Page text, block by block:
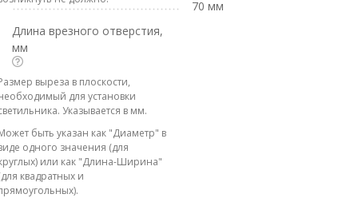
70 мм
Длина врезного отверстия,
мм
выреза в плоскости,
для установки
Указывается в мм.
быть указан как "Диаметр" в
одного значения (для
или как "Длина-Ширина"
квадратных и